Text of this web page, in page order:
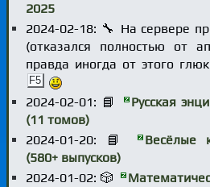
2025
2024-02-18: 🔧 На сервере
(отказался полностью от
правда иногда от этого
F5
2024-02-01: 📘
Русская
(11 томов)
2024-01-20: 📘
Весёлые
(580+ выпусков)
2024-01-02: 🎲